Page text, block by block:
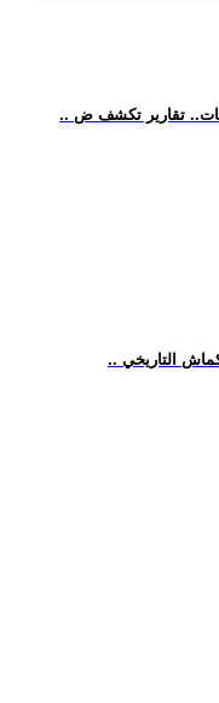
تقارير تكشف ض
التاريخي